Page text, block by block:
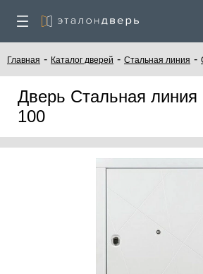
Главная - Каталог дверей - Стальная линия -
Дверь Стальная
100